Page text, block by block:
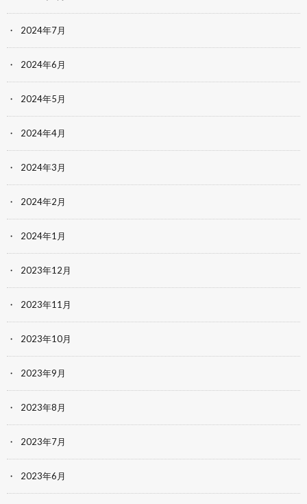
2024年7月
2024年6月
2024年5月
2024年4月
2024年3月
2024年2月
2024年1月
2023年12月
2023年11月
2023年10月
2023年9月
2023年8月
2023年7月
2023年6月